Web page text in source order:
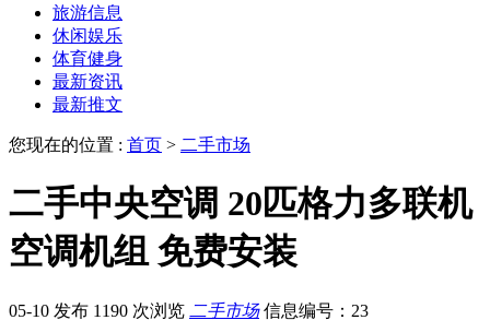
旅游信息
休闲娱乐
体育健身
最新资讯
最新推文
您现在的位置 : 首页 > 二手市场
二手中央空调 20匹格力多联机
空调机组 免费安装
05-10 发布 1190 次浏览 二手市场 信息编号：23